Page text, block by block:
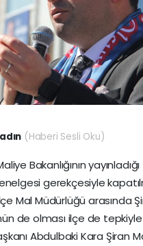
(Haberi Sesli Oku)
Bakanlığının
gerekçesiyle
Mal Müdürlüğü arasında
de olması ilçe de tepkiyle
Abdulbaki Kara Şiran